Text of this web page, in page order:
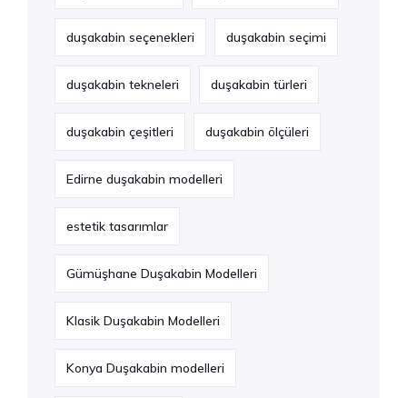
duşakabin seçenekleri duşakabin seçimi
duşakabin tekneleri duşakabin türleri
duşakabin çeşitleri duşakabin ölçüleri
Edirne duşakabin modelleri
estetik tasarımlar
Gümüşhane Duşakabin Modelleri
Klasik Duşakabin Modelleri
Konya Duşakabin modelleri